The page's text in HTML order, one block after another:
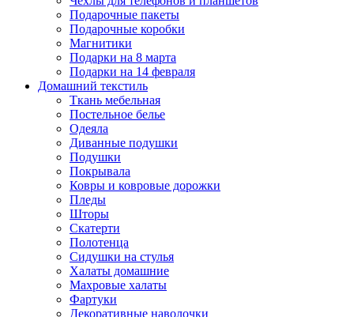
Подарочные пакеты
Подарочные коробки
Магнитики
Подарки на 8 марта
Подарки на 14 февраля
Домашний текстиль
Ткань мебельная
Постельное белье
Одеяла
Диванные подушки
Подушки
Покрывала
Ковры и ковровые дорожки
Пледы
Шторы
Скатерти
Полотенца
Сидушки на стулья
Халаты домашние
Махровые халаты
Фартуки
Декоративные наволочки